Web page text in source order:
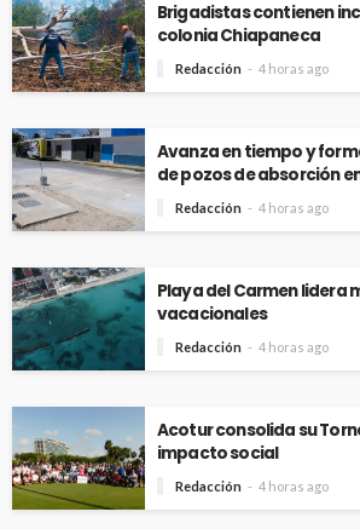
Brigadistas contienen
colonia Chiapaneca
Redacción 4 horas ago
Avanza en tiempo y
de pozos de absorción
Redacción 4 horas ago
Playa del Carmen lidera
vacacionales
Redacción 4 horas ago
Acotur consolida su
impacto social
Redacción 4 horas ago